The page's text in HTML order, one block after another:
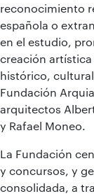
reconocimiento
española o
en el estudio,
creación
histórico,
Fundación
arquitectos
y Rafael Moneo.
La Fundación
y concursos, y
consolidada, a